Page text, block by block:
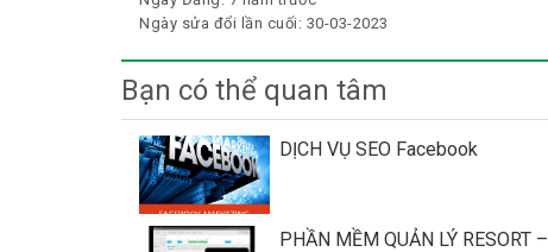
Ngày sửa đổi lần cuối: 30-03-2023
Bạn có thể quan tâm
DỊCH VỤ SEO Facebook
PHẦN MỀM QUẢN LÝ RESORT –